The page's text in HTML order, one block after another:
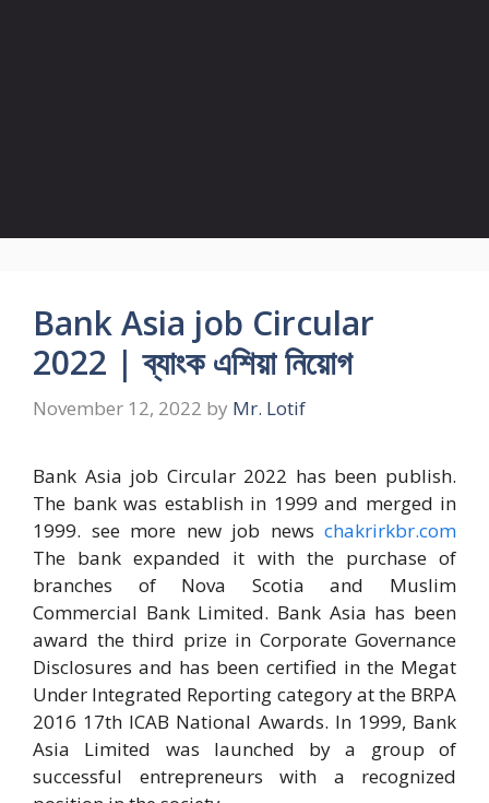
Bank Asia job Circular
2022 | ব্যাংক এশিয়া নিয়োগ
November 12, 2022 by Mr. Lotif
Bank Asia job Circular 2022 has been publish.
The bank was establish in 1999 and merged in
1999. see more new job news chakrirkbr.com
The bank expanded it with the purchase of
branches of Nova Scotia and Muslim
Commercial Bank Limited. Bank Asia has been
award the third prize in Corporate Governance
Disclosures and has been certified in the Megat
Under Integrated Reporting category at the BRPA
2016 17th ICAB National Awards. In 1999, Bank
Asia Limited was launched by a group of
successful entrepreneurs with a recognized